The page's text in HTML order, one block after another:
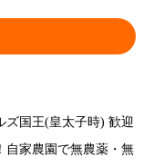
ズ国王(皇太子時) 歓迎
自家農園で無農薬・無